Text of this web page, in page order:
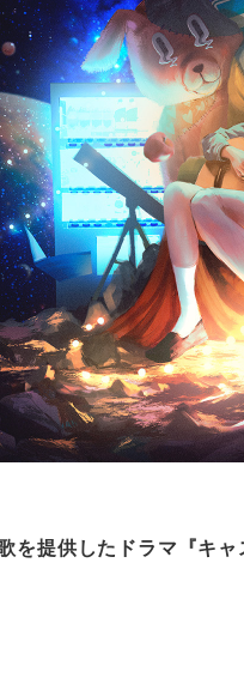
を提供したドラマ『キ